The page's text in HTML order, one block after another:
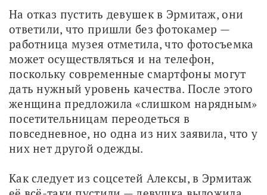
На отказ пустить девушек в Эрмитаж, они
ответили, что пришли без фотокамер —
работница музея отметила, что фотосъемка
может осуществляться и на телефон,
поскольку современные смартфоны могут
дать нужный уровень качества. После этого
женщина предложила «слишком нарядным»
посетительницам переодеться в
повседневное, но одна из них заявила, что у
них нет другой одежды.
Как следует из соцсетей Алексы, в Эрмитаж